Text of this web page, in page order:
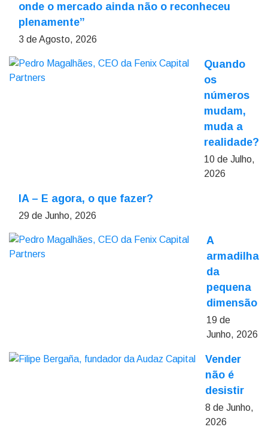
onde o mercado ainda não o reconheceu
plenamente”
3 de Agosto, 2026
Quando
os
números
mudam,
muda a
realidade?
10 de Julho,
2026
IA – E agora, o que fazer?
29 de Junho, 2026
A
armadilha
da
pequena
dimensão
19 de
Junho, 2026
Vender
não é
desistir
8 de Junho,
2026